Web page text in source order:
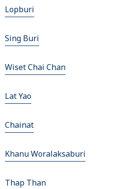
Lopburi
Sing Buri
Wiset Chai Chan
Lat Yao
Chainat
Khanu Woralaksaburi
Thap Than